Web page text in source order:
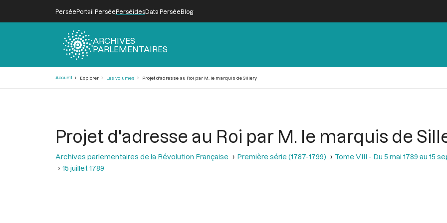
PerséePortail PerséePerséidesData PerséeBlog
ARCHIVES
PARLEMENTAIRES
Accueil Explorer Les volumes Projet d'adresse au Roi par M. le marquis de Sillery
Projet d'adresse au Roi par M. le marquis de
Archives parlementaires de la Révolution Française Première série (1787-1799) Tome VIII - Du 5 mai 1789 au 15
15 juillet 1789